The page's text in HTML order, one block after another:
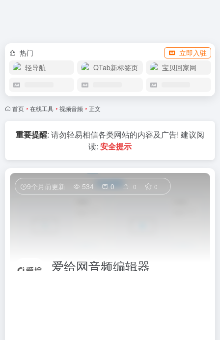
热门
立即入驻
轻导航
QTab新标签页 宝贝回家网
首页 • 在线工具 • 视频音频 • 正文
重要提醒: 请勿轻易相信各类网站的内容及广告! 建议阅
读: 安全提示
9个月前更新 534 0 0 0
爱给网音频编辑器